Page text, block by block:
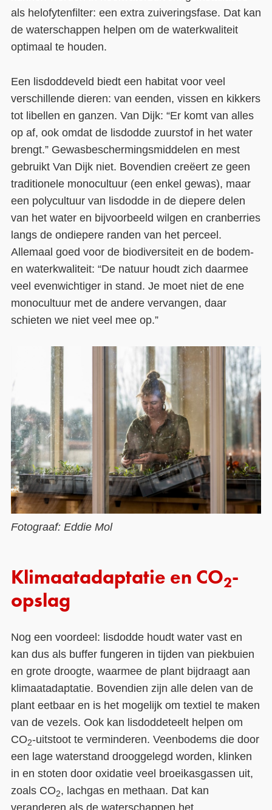
als helofytenfilter: een extra zuiveringsfase. Dat kan
de waterschappen helpen om de waterkwaliteit
optimaal te houden.
Een lisdoddeveld biedt een habitat voor veel
verschillende dieren: van eenden, vissen en kikkers
tot libellen en ganzen. Van Dijk: “Er komt van alles
op af, ook omdat de lisdodde zuurstof in het water
brengt.” Gewasbeschermingsmiddelen en mest
gebruikt Van Dijk niet. Bovendien creëert ze geen
traditionele monocultuur (een enkel gewas), maar
een polycultuur van lisdodde in de diepere delen
van het water en bijvoorbeeld wilgen en cranberries
langs de ondiepere randen van het perceel.
Allemaal goed voor de biodiversiteit en de bodem-
en waterkwaliteit: “De natuur houdt zich daarmee
veel evenwichtiger in stand. Je moet niet de ene
monocultuur met de andere vervangen, daar
schieten we niet veel mee op.”
Fotograaf: Eddie Mol
Klimaatadaptatie en CO2-
opslag
Nog een voordeel: lisdodde houdt water vast en
kan dus als buffer fungeren in tijden van piekbuien
en grote droogte, waarmee de plant bijdraagt aan
klimaatadaptatie. Bovendien zijn alle delen van de
plant eetbaar en is het mogelijk om textiel te maken
van de vezels. Ook kan lisdoddeteelt helpen om
CO2-uitstoot te verminderen. Veenbodems die door
een lage waterstand drooggelegd worden, klinken
in en stoten door oxidatie veel broeikasgassen uit,
zoals CO2, lachgas en methaan. Dat kan